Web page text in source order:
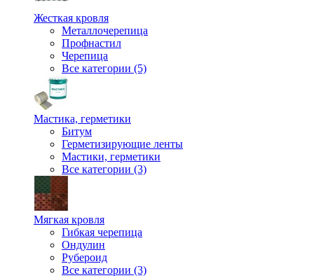
Жесткая кровля
Металлочерепица
Профнастил
Черепица
Все категории (5)
Мастика, герметики
Битум
Герметизирующие ленты
Мастики, герметики
Все категории (3)
Мягкая кровля
Гибкая черепица
Ондулин
Рубероид
Все категории (3)